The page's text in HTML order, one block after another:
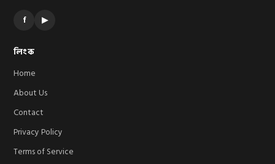
f ▶
লিংক
Home
About Us
Contact
Privacy Policy
Terms of Service